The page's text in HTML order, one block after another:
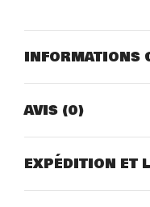
INFORMATIONS
AVIS (0)
EXPÉDITION ET